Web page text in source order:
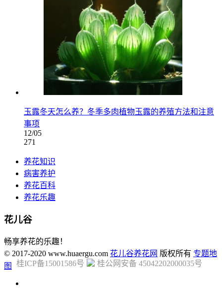
玉露冬天怎么养？冬季多肉植物玉露的养殖方法和注意
事项
12/05
271
养花知识
病害养护
养花百科
养花乐趣
花儿谷
畅享养花的乐趣！
© 2017-2020 www.huaergu.com 花儿谷养花网 版权所有 专题地
图
桂ICP备15001586号 桂公网安备 45042202000035号